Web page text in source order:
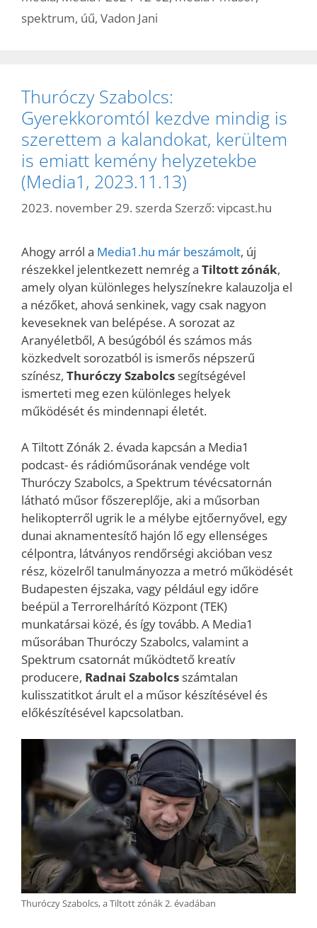
spektrum, úű, Vadon Jani
Thuróczy Szabolcs:
Gyerekkoromtól kezdve mindig is
szerettem a kalandokat, kerültem
is emiatt kemény helyzetekbe
(Media1, 2023.11.13)
2023. november 29. szerda Szerző: vipcast.hu
Ahogy arról a Media1.hu már beszámolt, új
részekkel jelentkezett nemrég a Tiltott zónák,
amely olyan különleges helyszínekre kalauzolja el
a nézőket, ahová senkinek, vagy csak nagyon
keveseknek van belépése. A sorozat az
Aranyéletből, A besúgóból és számos más
közkedvelt sorozatból is ismerős népszerű
színész, Thuróczy Szabolcs segítségével
ismerteti meg ezen különleges helyek
működését és mindennapi életét.
A Tiltott Zónák 2. évada kapcsán a Media1
podcast- és rádióműsorának vendége volt
Thuróczy Szabolcs, a Spektrum tévécsatornán
látható műsor főszereplője, aki a műsorban
helikopterről ugrik le a mélybe ejtőernyővel, egy
dunai aknamentesítő hajón lő egy ellenséges
célpontra, látványos rendőrségi akcióban vesz
rész, közelről tanulmányozza a metró működését
Budapesten éjszaka, vagy például egy időre
beépül a Terrorelhárító Központ (TEK)
munkatársai közé, és így tovább. A Media1
műsorában Thuróczy Szabolcs, valamint a
Spektrum csatornát működtető kreatív
producere, Radnai Szabolcs számtalan
kulisszatitkot árult el a műsor készítésével és
előkészítésével kapcsolatban.
Thuróczy Szabolcs, a Tiltott zónák 2. évadában